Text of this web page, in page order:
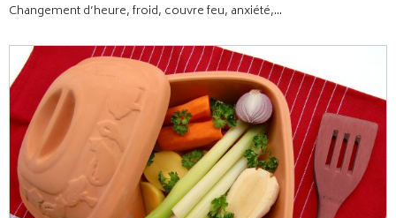
Changement d’heure, froid, couvre feu, anxiété,...